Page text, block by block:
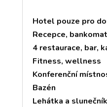
Hotel pouze pro
Recepce, bankomat
4 restaurace, bar,
Fitness, wellness
Konferenční
Bazén
Lehátka a